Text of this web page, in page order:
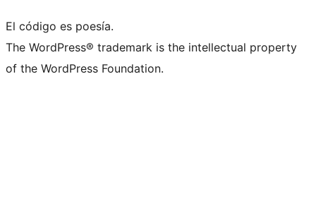
El código es poesía.
The WordPress® trademark is the intellectual property
of the WordPress Foundation.